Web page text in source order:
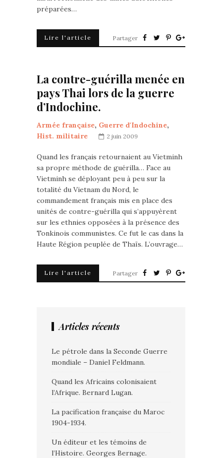
préparées…
Lire l'article Partager
La contre-guérilla menée en
pays Thai lors de la guerre
d’Indochine.
Armée française, Guerre d'Indochine,
Hist. militaire
2 juin 2009
Quand les français retournaient au Vietminh
sa propre méthode de guérilla… Face au
Vietminh se déployant peu à peu sur la
totalité du Vietnam du Nord, le
commandement français mis en place des
unités de contre-guérilla qui s’appuyèrent
sur les ethnies opposées à la présence des
Tonkinois communistes. Ce fut le cas dans la
Haute Région peuplée de Thaïs. L’ouvrage…
Lire l'article Partager
Articles récents
Le pétrole dans la Seconde Guerre
mondiale – Daniel Feldmann.
Quand les Africains colonisaient
l’Afrique. Bernard Lugan.
La pacification française du Maroc
1904-1934.
Un éditeur et les témoins de
l’Histoire. Georges Bernage.